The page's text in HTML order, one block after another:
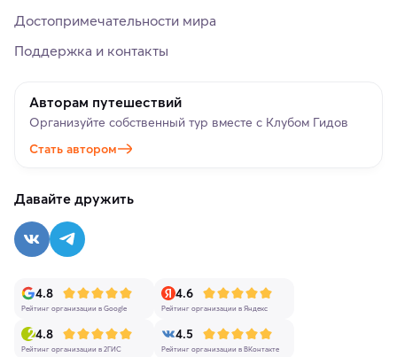
Достопримечательности мира
Поддержка и контакты
Авторам путешествий
Организуйте собственный тур вместе с Клубом Гидов
Стать автором
Давайте дружить
4.8
Рейтинг организации в Google
4.6
Рейтинг организации в Яндекс
4.8
Рейтинг организации в 2ГИС
4.5
Рейтинг организации в ВКонтакте